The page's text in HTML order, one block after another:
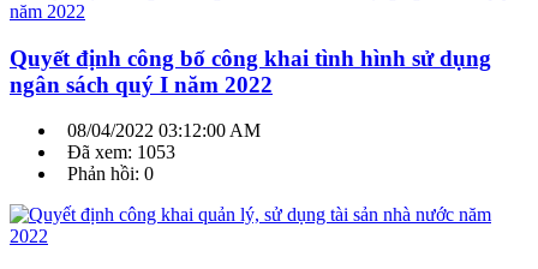
Quyết định công bố công khai tình hình sử dụng
ngân sách quý I năm 2022
08/04/2022 03:12:00 AM
Đã xem: 1053
Phản hồi: 0